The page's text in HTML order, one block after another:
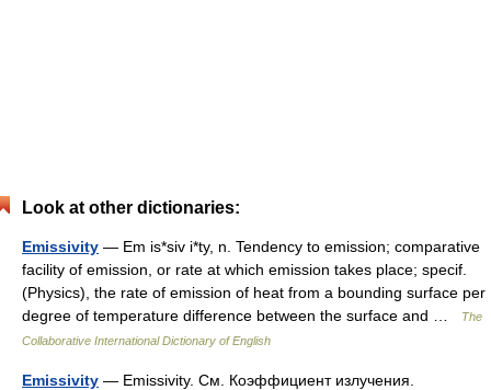
Look at other dictionaries:
Emissivity — Em is*siv i*ty, n. Tendency to emission; comparative
facility of emission, or rate at which emission takes place; specif.
(Physics), the rate of emission of heat from a bounding surface per
degree of temperature difference between the surface and …
The
Collaborative International Dictionary of English
Emissivity — Emissivity. См. Коэффициент излучения.